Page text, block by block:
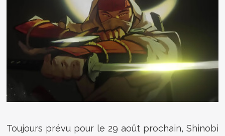
Toujours prévu pour le 29 août prochain, Shinobi